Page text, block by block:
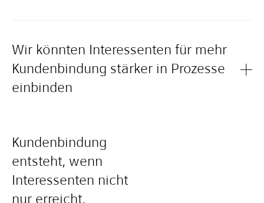
Wir könnten Interessenten für mehr
Kundenbindung stärker in Prozesse
einbinden
Kundenbindung
entsteht, wenn
Interessenten nicht